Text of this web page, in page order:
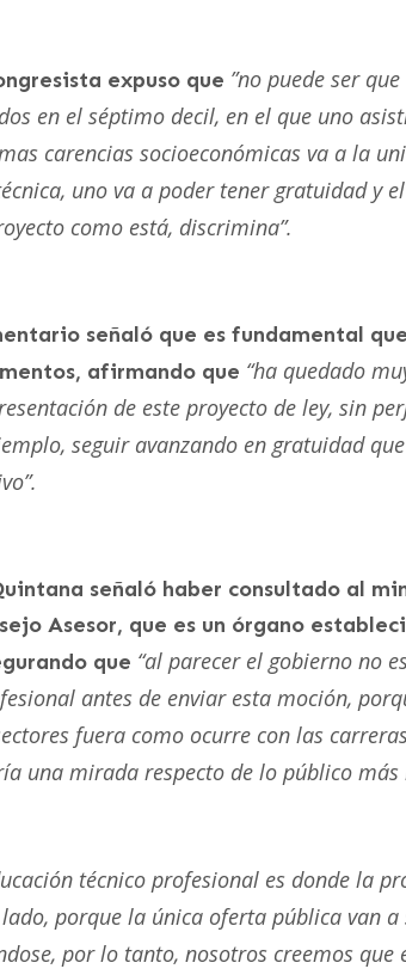
expuso que ”no puede ser
en el séptimo decil, en el que uno
carencias socioeconómicas va a la
uno va a poder tener gratuidad y
como está, discrimina”.
señaló que es fundamental
afirmando que “ha quedado
de este proyecto de ley, sin
seguir avanzando en gratuidad
señaló haber consultado al
Asesor, que es un órgano
que “al parecer el gobierno no
antes de enviar esta moción,
fuera como ocurre con las
una mirada respecto de lo público más
técnico profesional es donde la
porque la única oferta pública van a
por lo tanto, nosotros creemos